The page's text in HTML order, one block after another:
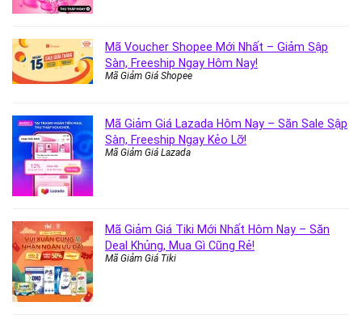
Mã Voucher Shopee Mới Nhất – Giảm Sập
Sàn, Freeship Ngay Hôm Nay!
Mã Giảm Giá Shopee
Mã Giảm Giá Lazada Hôm Nay – Săn Sale Sập
Sàn, Freeship Ngay Kẻo Lỡ!
Mã Giảm Giá Lazada
Mã Giảm Giá Tiki Mới Nhất Hôm Nay – Săn
Deal Khủng, Mua Gì Cũng Rẻ!
Mã Giảm Giá Tiki